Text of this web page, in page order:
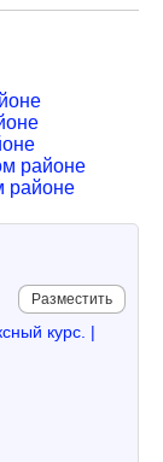
районе
районе
Разместить
курс. |